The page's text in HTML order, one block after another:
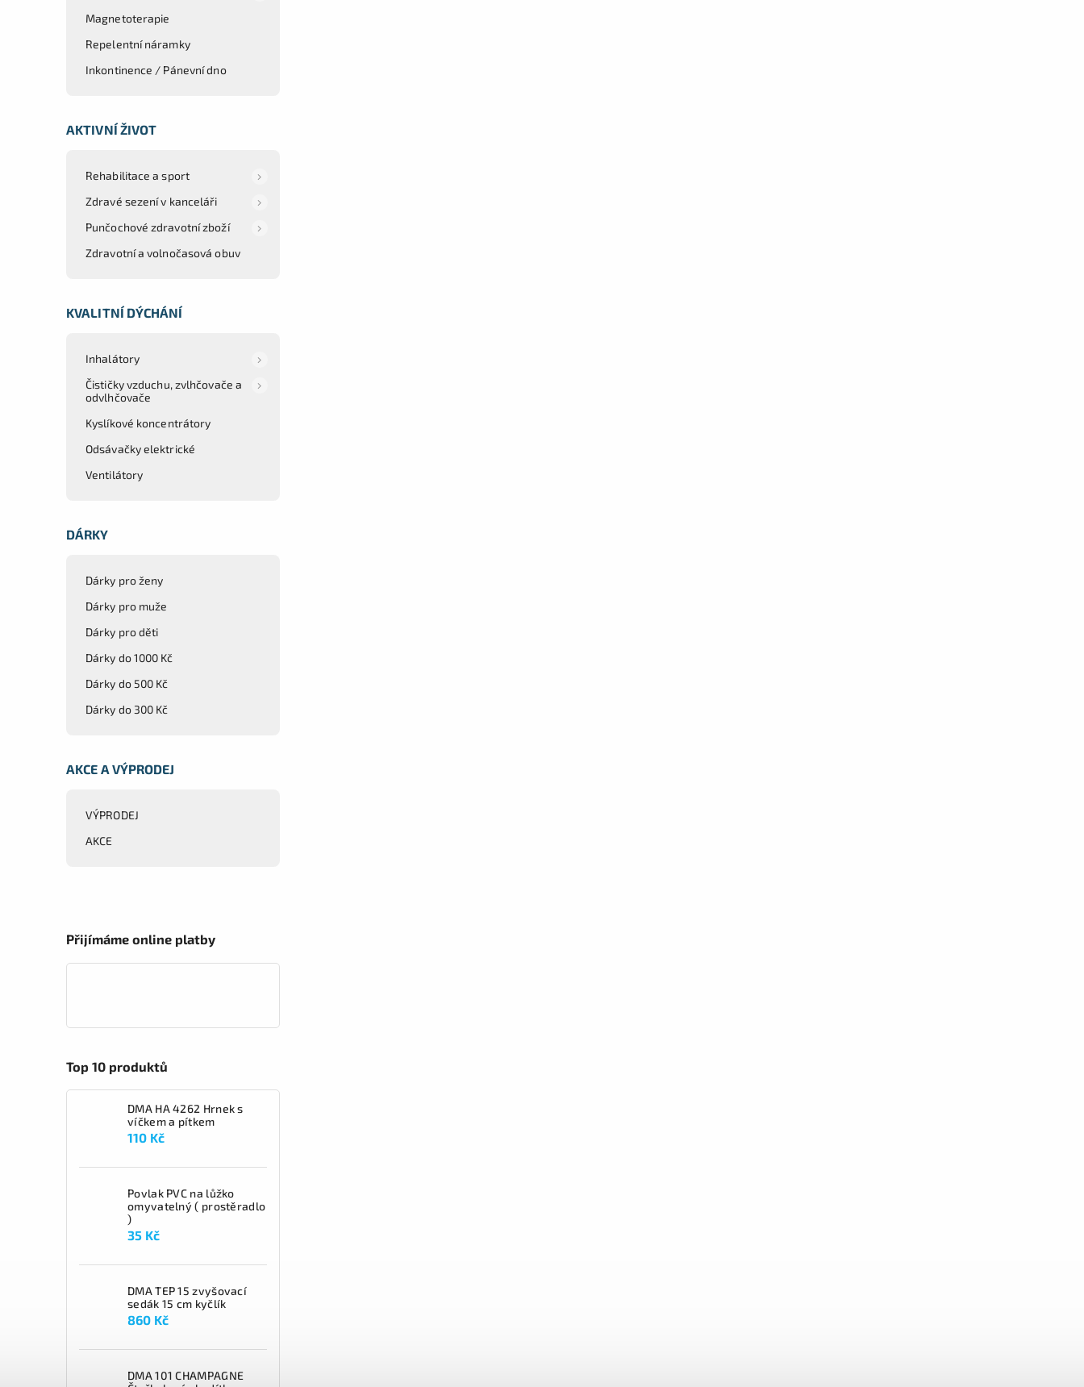
Magnetoterapie
Repelentní náramky
Inkontinence / Pánevní dno
AKTIVNÍ ŽIVOT
Rehabilitace a sport
Zdravé sezení v kanceláři
Punčochové zdravotní zboží
Zdravotní a volnočasová obuv
KVALITNÍ DÝCHÁNÍ
Inhalátory
Čističky vzduchu, zvlhčovače a
odvlhčovače
Kyslíkové koncentrátory
Odsávačky elektrické
Ventilátory
DÁRKY
Dárky pro ženy
Dárky pro muže
Dárky pro děti
Dárky do 1000 Kč
Dárky do 500 Kč
Dárky do 300 Kč
AKCE A VÝPRODEJ
VÝPRODEJ
AKCE
Přijímáme online platby
Top 10 produktů
DMA HA 4262 Hrnek s
víčkem a pítkem
110 Kč
Povlak PVC na lůžko
omyvatelný ( prostěradlo
)
35 Kč
DMA TEP 15 zvyšovací
sedák 15 cm kyčlík
860 Kč
DMA 101 CHAMPAGNE